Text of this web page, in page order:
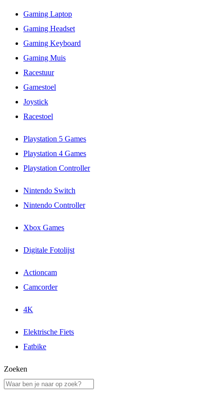
Gaming Laptop
Gaming Headset
Gaming Keyboard
Gaming Muis
Racestuur
Gamestoel
Joystick
Racestoel
Playstation 5 Games
Playstation 4 Games
Playstation Controller
Nintendo Switch
Nintendo Controller
Xbox Games
Digitale Fotolijst
Actioncam
Camcorder
4K
Elektrische Fiets
Fatbike
Zoeken